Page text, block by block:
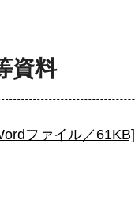
資料
ファイル／61KB]